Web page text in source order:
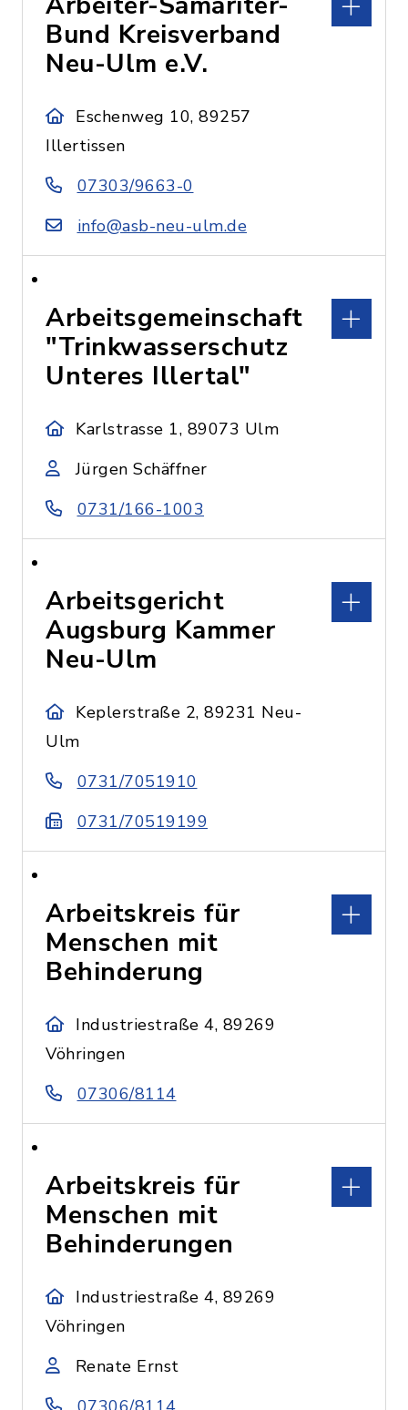
Bund Kreisverband
Neu-Ulm e.V.
Eschenweg 10, 89257
Illertissen
07303/9663-0
info@asb-neu-ulm.de
Arbeitsgemeinschaft
"Trinkwasserschutz
Unteres Illertal"
Karlstrasse 1, 89073 Ulm
Jürgen Schäffner
0731/166-1003
Arbeitsgericht
Augsburg Kammer
Neu-Ulm
Keplerstraße 2, 89231 Neu-
Ulm
0731/7051910
0731/70519199
Arbeitskreis für
Menschen mit
Behinderung
Industriestraße 4, 89269
Vöhringen
07306/8114
Arbeitskreis für
Menschen mit
Behinderungen
Industriestraße 4, 89269
Vöhringen
Renate Ernst